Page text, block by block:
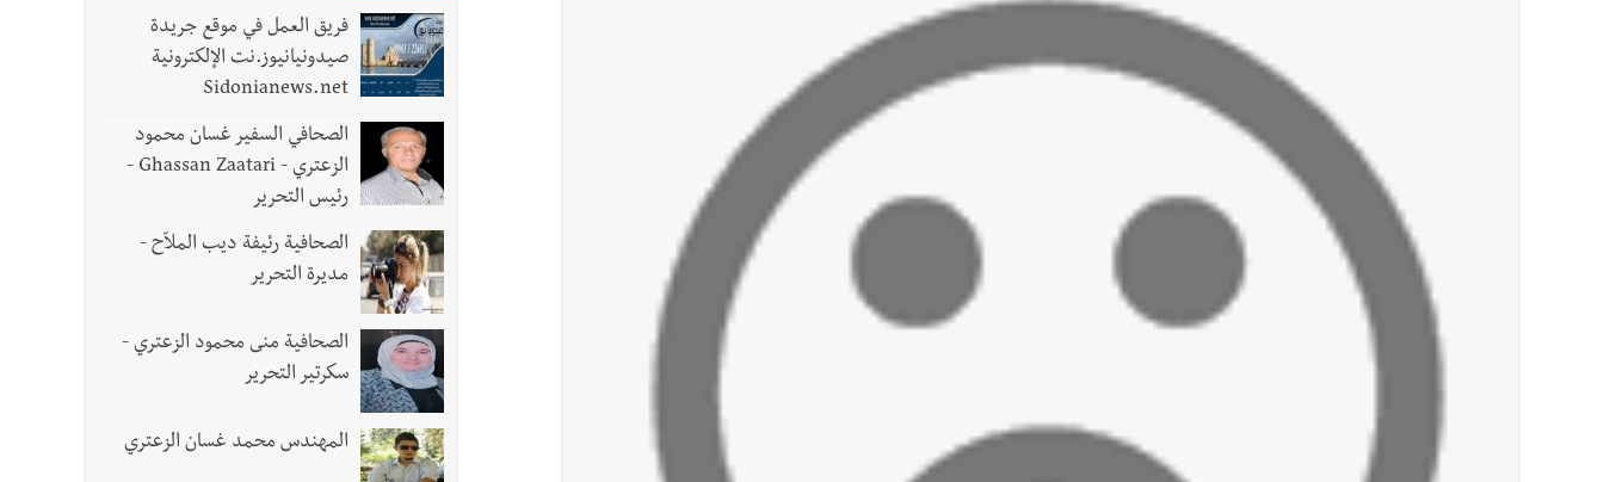
عمر مرجان يطلق أكاديمية نادي الحرية لكرة القدم
قائد الجيش اللبناني العماد رودولف هيكل استقبل النائب أكرم شهيب الذي شدد على ضرورة التفاف جميع اللبنانيين حول الجيش في هذه المرحلة الدقيقة
مؤسسة مياه لبنان الجنوبي : جيش العدوالاسرائيلي يستهدف فرق المؤسسة أثناء عملهم في عيتا الجبل
بهية الحريري تقدم بإسم الرئيس سعد الحريري التعازي بوفاة الراحل ميشال معلولي
أخبار لبنان
الجيش اللبناني : إصابة أحد العسكريين بجروح طفيفة نتيجة استهداف إسرائيلي معادٍ لجرافة للجيش في بلدة المنصوري - صور
أخبار لبنان
مسيّرة أسرائيلية القت قنبلة صوتية باتجاه جرافة للجيش اللبناني خلال عملها في المنصوري ومعلومات أولية عن اصابة أحد العسكريين
فريق العمل في موقع جريدة
صيدونيانيوز.نت الإلكترونية
Sidonianews.net
الصحافي السفير غسان محمود
الزعتري - Ghassan Zaatari -
رئيس التحرير
الصحافية رئيفة ديب الملاّح -
مديرة التحرير
الصحافية منى محمود الزعتري -
سكرتير التحرير
المهندس محمد غسان الزعتري